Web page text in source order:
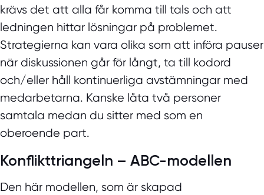
krävs det att alla får komma till tals och att
ledningen hittar lösningar på problemet.
Strategierna kan vara olika som att införa pauser
när diskussionen går för långt, ta till kodord
och/eller håll kontinuerliga avstämningar med
medarbetarna. Kanske låta två personer
samtala medan du sitter med som en
oberoende part.
Konflikttriangeln – ABC-modellen
Den här modellen, som är skapad